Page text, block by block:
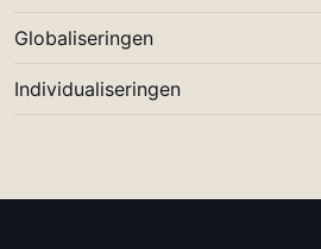
Globaliseringen
Individualiseringen